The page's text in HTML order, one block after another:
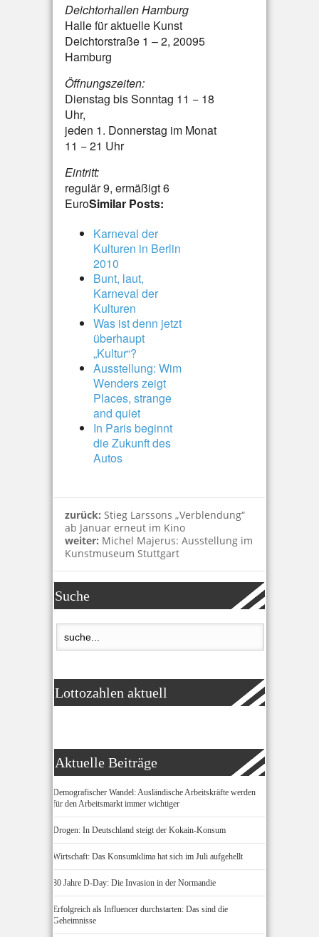
Deichtorhallen Hamburg
Halle für aktuelle Kunst
Deichtorstraße 1 – 2, 20095
Hamburg
Öffnungszeiten:
Dienstag bis Sonntag 11 − 18
Uhr,
jeden 1. Donnerstag im Monat
11 − 21 Uhr
Eintritt:
regulär 9, ermäßigt 6
EuroSimilar Posts:
Karneval der
Kulturen in Berlin
2010
Bunt, laut,
Karneval der
Kulturen
Was ist denn jetzt
überhaupt
„Kultur“?
Ausstellung: Wim
Wenders zeigt
Places, strange
and quiet
In Paris beginnt
die Zukunft des
Autos
zurück: Stieg Larssons „Verblendung“
ab Januar erneut im Kino
weiter: Michel Majerus: Ausstellung im
Kunstmuseum Stuttgart
Suche
Lottozahlen aktuell
Aktuelle Beiträge
Demografischer Wandel: Ausländische Arbeitskräfte werden
für den Arbeitsmarkt immer wichtiger
Drogen: In Deutschland steigt der Kokain-Konsum
Wirtschaft: Das Konsumklima hat sich im Juli aufgehellt
80 Jahre D-Day: Die Invasion in der Normandie
Erfolgreich als Influencer durchstarten: Das sind die
Geheimnisse